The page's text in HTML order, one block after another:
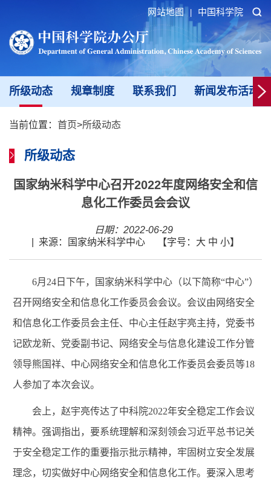
网站地图 中国科学院
所级动态 规章制度 联系我们 新闻发布活动
当前位置： 首页>所级动态
所级动态
国家纳米科学中心召开2022年度网络安全和信
息化工作委员会会议
日期：2022-06-29
来源：国家纳米科学中心 【字号： 大 中 小】
6月 24 日下午，国家纳米科学中心（以下简称“中心”）
召开网络安全和信息化工作委员会会议。会议由网络安全
和信息化工作委员会主任、中心主任赵宇亮主持，党委书
记欧龙新、党委副书记、网络安全与信息化建设工作分管
领导熊国祥、中心网络安全和信息化工作委员会委员等18
人参加了本次会议。
会上，赵宇亮传达了中科院2022年安全稳定工作会议
精神。强调指出，要系统理解和深刻领会习近平总书记关
于安全稳定工作的重要指示批示精神，牢固树立安全发展
理念，切实做好中心网络安全和信息化工作。要深入思考